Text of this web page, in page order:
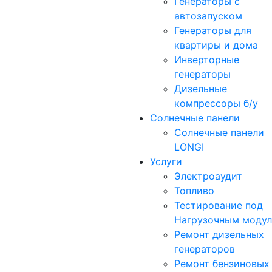
автозапуском
Генераторы для
квартиры и дома
Инверторные
генераторы
Дизельные
компрессоры б/у
Солнечные панели
Солнечные панели
LONGI
Услуги
Электроаудит
Топливо
Тестирование под
Нагрузочным
Ремонт дизельных
генераторов
Ремонт бензиновых